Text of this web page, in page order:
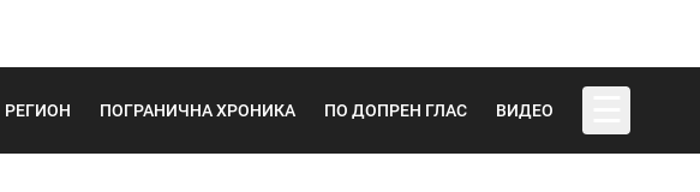
РЕГИОН ПОГРАНИЧНА ХРОНИКА ПО ДОПРЕН ГЛАС ВИДЕО